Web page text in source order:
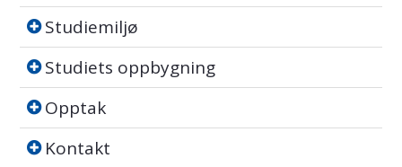
Studiemiljø
Studiemiljø
Studiets oppbygning
Studiets oppbygning
Opptak
Opptak
Kontakt
Kontakt